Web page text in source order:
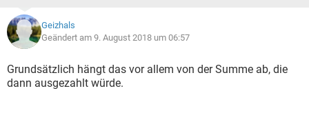
Geizhals
Geändert am 9. August 2018 um 06:57
Grundsätzlich hängt das vor allem von der Summe ab, die
dann ausgezahlt würde.